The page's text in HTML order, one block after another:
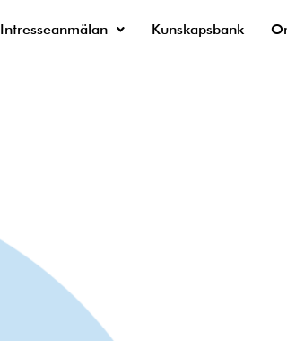
Intresseanmälan Kunskapsbank